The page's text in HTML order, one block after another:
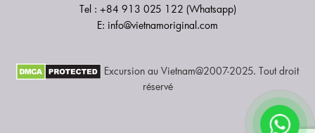
Tel : +84 913 025 122 (Whatsapp)
E: info@vietnamoriginal.com
Excursion au Vietnam@2007-2025. Tout droit
réservé